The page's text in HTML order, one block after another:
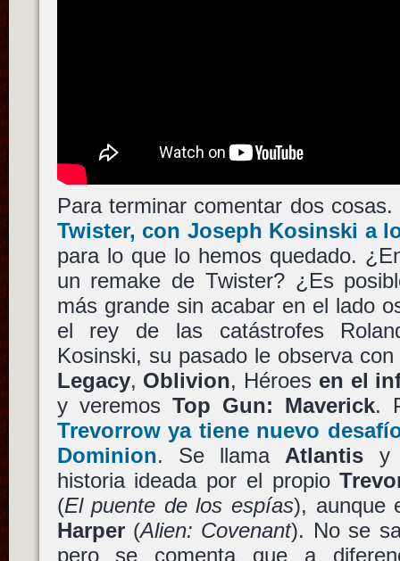
Para terminar comentar dos
Twister, con Joseph Kosinski a
para lo que lo hemos quedado.
un remake de Twister? ¿Es
más grande sin acabar en el lado
el rey de las catástrofes
Kosinski, su pasado le observa
Legacy, Oblivion, Héroes en el
y veremos Top Gun: Maverick.
Trevorrowya tiene nuevo
Dominion. Se llama Atlantis y
historia ideada por el propio
(El puente de los espías), aunque
Harper(Alien: Covenant). No se
pero se comenta que a